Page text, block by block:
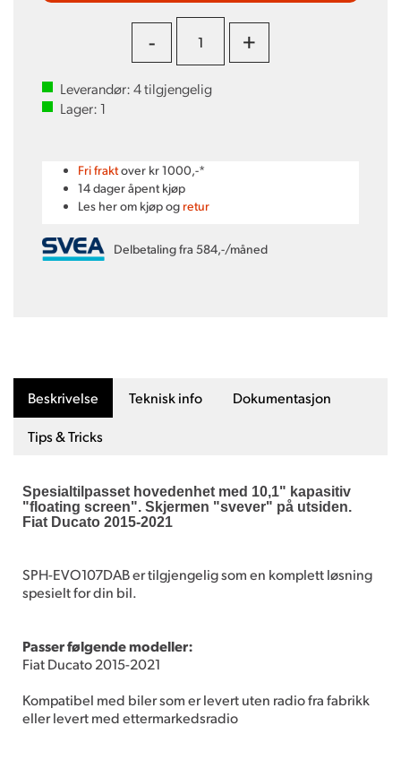
- +
Leverandør:4tilgjengelig
Lager:1
Fri fraktover kr 1000,-*
14 dager åpent kjøp
Les her om kjøp og retur
Delbetaling fra 584,-/måned
Beskrivelse Teknisk info Dokumentasjon
Tips & Tricks
Spesialtilpasset hovedenhet med 10,1" kapasitiv
"floating screen". Skjermen "svever" på utsiden.
Fiat Ducato 2015-2021
SPH-EVO107DAB er tilgjengelig som en komplett løsning
spesielt for din bil.
Passer følgende modeller:
Fiat Ducato 2015-2021
Kompatibel med biler som er levert uten radio fra fabrikk
eller levert med ettermarkedsradio